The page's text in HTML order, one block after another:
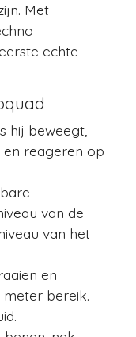
Met
echte
hij beweegt,
en reageren op
van de
van het
en
bereik.